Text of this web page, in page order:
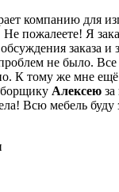
компанию для
пожалеете! Я
заказа и
не было. Все
К тому же мне
Алексею
Всю мебель буду